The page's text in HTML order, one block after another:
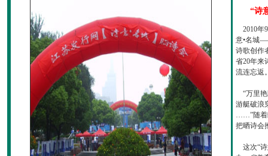
“诗
2010年
意•名城
诗歌创作
省20年来
流连忘返
“万里艳
游艇破浪
……”随着
把晒诗会
这次“诗